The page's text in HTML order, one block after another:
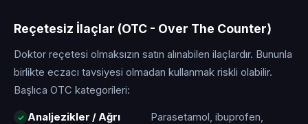
Reçetesiz İlaçlar (OTC - Over The Counter)
Doktor reçetesi olmaksızın satın alınabilen ilaçlardır. Bununla
birlikte eczacı tavsiyesi olmadan kullanmak riskli olabilir.
Başlıca OTC kategorileri:
Analjezikler / Ağrı
Parasetamol, ibuprofen,